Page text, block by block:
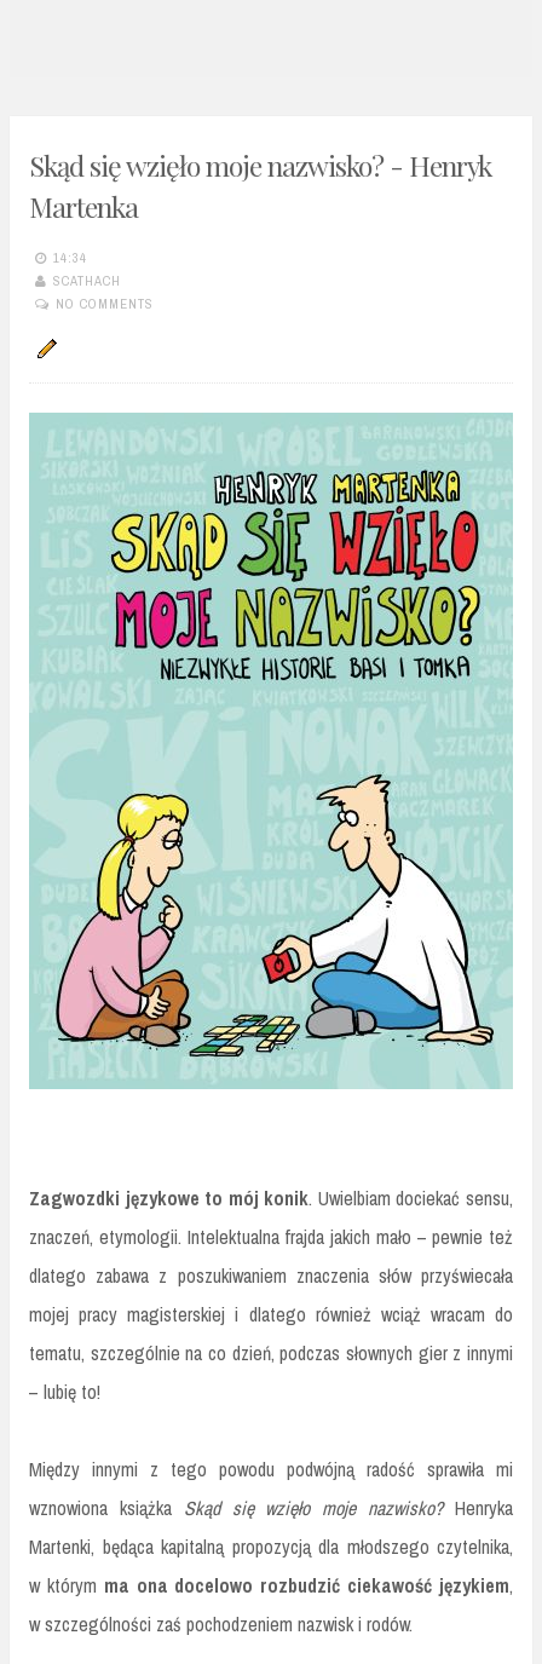
Skąd się wzięło moje nazwisko? - Henryk
Martenka
14:34
SCATHACH
NO COMMENTS
Zagwozdki językowe to mój konik. Uwielbiam dociekać sensu,
znaczeń, etymologii. Intelektualna frajda jakich mało – pewnie też
dlatego zabawa z poszukiwaniem znaczenia słów przyświecała
mojej pracy magisterskiej i dlatego również wciąż wracam do
tematu, szczególnie na co dzień, podczas słownych gier z innymi
– lubię to!
Między innymi z tego powodu podwójną radość sprawiła mi
wznowiona książka Skąd się wzięło moje nazwisko?Henryka
Martenki, będąca kapitalną propozycją dla młodszego czytelnika,
w którym ma ona docelowo rozbudzić ciekawość językiem,
w szczególności zaś pochodzeniem nazwisk i rodów.